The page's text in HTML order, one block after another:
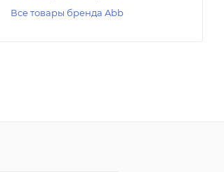
Все товары бренда Abb